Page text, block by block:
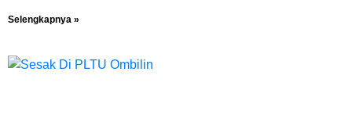
Selengkapnya »